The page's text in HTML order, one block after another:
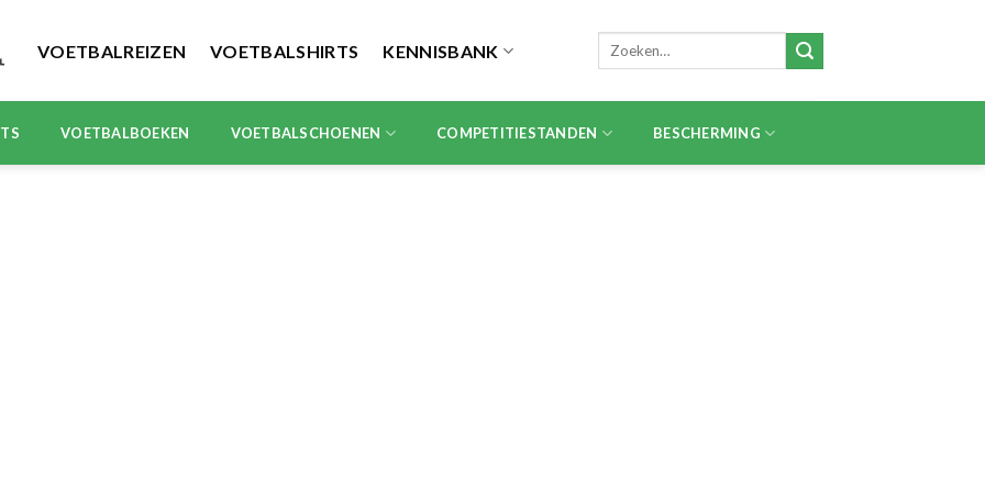
VOETBALREIZEN VOETBALSHIRTS KENNISBANK
Zoeken
VOETBALBOEKEN VOETBALSCHOENEN COMPETITIESTANDEN BESCHERMING